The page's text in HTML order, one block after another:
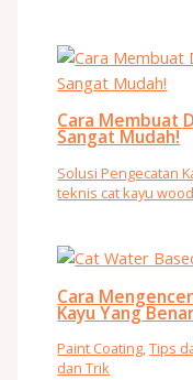
Cara Membuat
Sangat Mudah!
Solusi Pengecatan
teknis cat kayu
Cara
Kayu Yang
Paint Coating,Tips
dan Trik